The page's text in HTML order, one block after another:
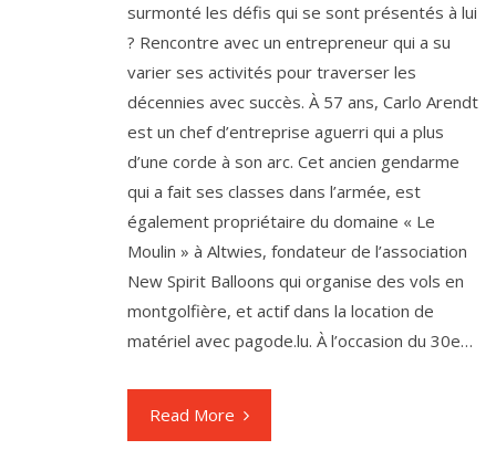
surmonté les défis qui se sont présentés à lui
? Rencontre avec un entrepreneur qui a su
varier ses activités pour traverser les
décennies avec succès. À 57 ans, Carlo Arendt
est un chef d’entreprise aguerri qui a plus
d’une corde à son arc. Cet ancien gendarme
qui a fait ses classes dans l’armée, est
également propriétaire du domaine « Le
Moulin » à Altwies, fondateur de l’association
New Spirit Balloons qui organise des vols en
montgolfière, et actif dans la location de
matériel avec pagode.lu. À l’occasion du 30e…
Read More